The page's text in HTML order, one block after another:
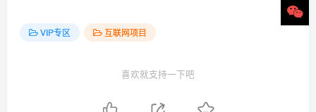
VIP专区 互联网项目
喜欢就支持一下吧